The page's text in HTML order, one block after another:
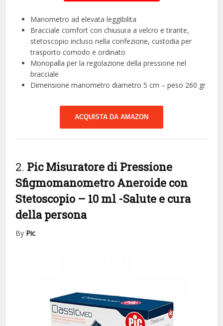
Manometro ad elevata leggibilita
Bracciale comfort con chiusura a velcro e tirante,
stetoscopio incluso nella confezione, custodia per
trasporto comodo e ordinato
Monopalla per la regolazione della pressione nel
bracciale
Dimensione manometro diametro 5 cm – peso 260 gr
ACQUISTA DA AMAZON
2. Pic Misuratore di Pressione
Sfigmomanometro Aneroide con
Stetoscopio – 10 ml -Salute e cura
della persona
By Pic